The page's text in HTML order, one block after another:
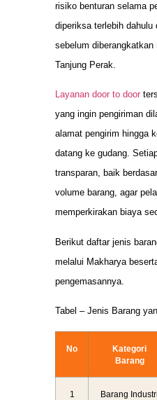
risiko benturan selama
diperiksa terlebih dahulu
sebelum diberangkatkan
Tanjung Perak.
Layanan door to door
yang ingin pengiriman
alamat pengirim hingga
datang ke gudang.
transparan, baik
volume barang, agar
memperkirakan biaya
Berikut daftar jenis
melalui Makharya
pengemasannya.
Tabel – Jenis Barang
No
Kategori
Barang
1 Barang Industri